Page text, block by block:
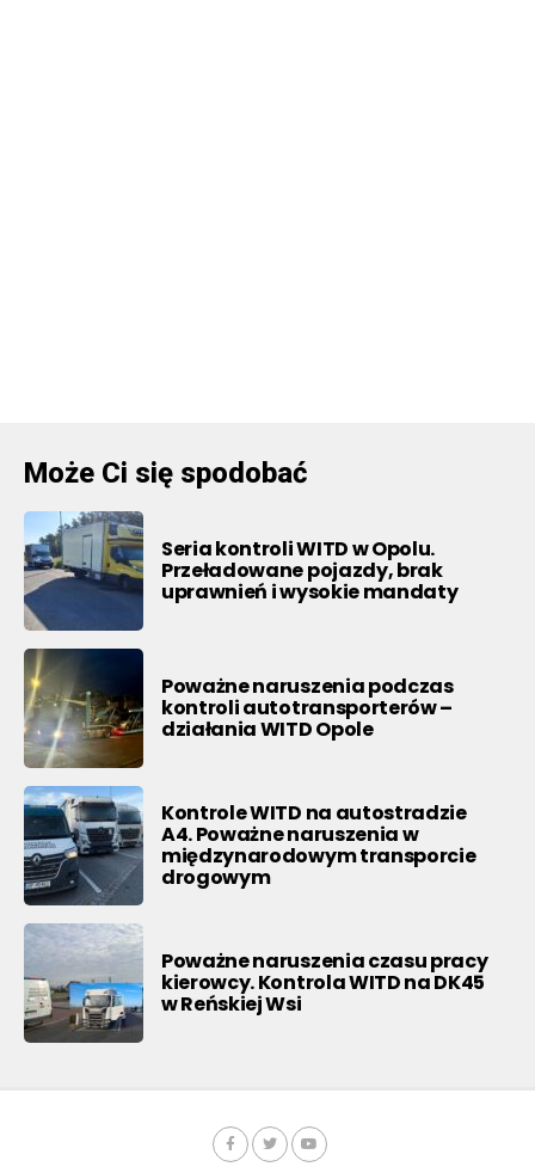
Może Ci się spodobać
Seria kontroli WITD w Opolu.
Przeładowane pojazdy, brak
uprawnień i wysokie mandaty
Poważne naruszenia podczas
kontroli autotransporterów –
działania WITD Opole
Kontrole WITD na autostradzie
A4. Poważne naruszenia w
międzynarodowym transporcie
drogowym
Poważne naruszenia czasu pracy
kierowcy. Kontrola WITD na DK45
w Reńskiej Wsi